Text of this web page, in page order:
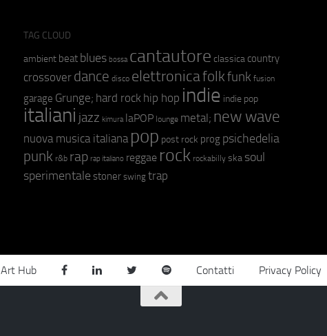
TAG CLOUD
ambient beat blues bossa cantautore classica country
crossover dance disco elettronicafolkfunk fusion
garage Grunge; hard rock hip hop indie indie pop
italiani jazz kimura laPOP lounge metal; new wave
nuova musica italiana pop post rock prog psichedelia
punk r&b rap rap italiano reggae rock rockabilly ska soul
sperimentale stoner swing trap
Art Hub Contatti Privacy Policy